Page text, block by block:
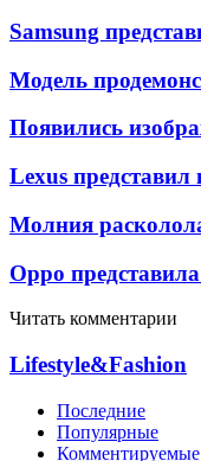
Samsung
Модель
Появились
Lexus
Молния
Oppo
Читать комментарии
Lifestyle&Fashion
Последние
Популярные
Комментируемые